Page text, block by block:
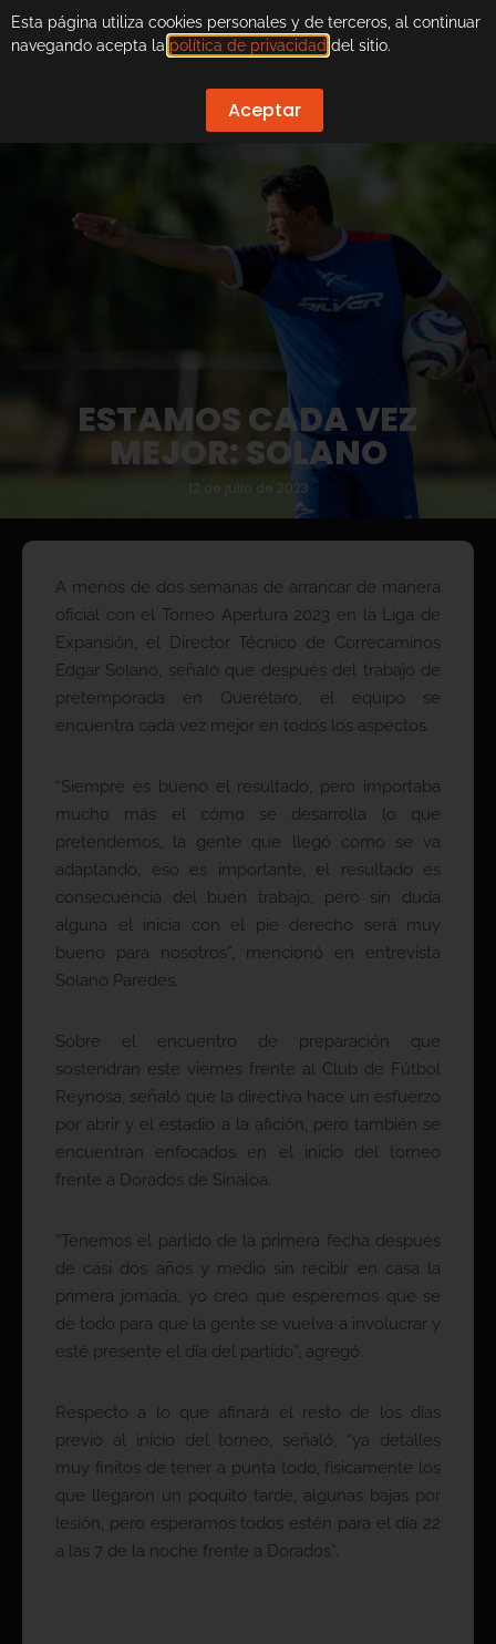
ESTAMOS CADA VEZ
MEJOR: SOLANO
12 de julio de 2023
A menos de dos semanas de arrancar de manera
oficial con el Torneo Apertura 2023 en la Liga de
Expansión, el Director Técnico de Correcaminos
Edgar Solano, señaló que después del trabajo de
pretemporada en Querétaro, el equipo se
encuentra cada vez mejor en todos los aspectos.
“Siempre es bueno el resultado, pero importaba
mucho más el cómo se desarrolla lo que
pretendemos, la gente que llegó como se va
adaptando, eso es importante, el resultado es
consecuencia del buen trabajo, pero sin duda
alguna el inicia con el pie derecho será muy
bueno para nosotros”, mencionó en entrevista
Solano Paredes.
Sobre el encuentro de preparación que
sostendrán este viernes frente al Club de Fútbol
Reynosa, señaló que la directiva hace un esfuerzo
por abrir y el estadio a la afición, pero también se
encuentran enfocados en el inicio del torneo
frente a Dorados de Sinaloa.
“Tenemos el partido de la primera fecha después
de casi dos años y medio sin recibir en casa la
primera jornada, yo creo que esperemos que se
de todo para que la gente se vuelva a involucrar y
esté presente el día del partido”, agregó.
Respecto a lo que afinará el resto de los días
previo al inicio del torneo, señaló, “ya detalles
muy finitos de tener a punta todo, físicamente los
que llegaron un poquito tarde, algunas bajas por
lesión, pero esperamos todos estén para el día 22
a las 7 de la noche frente a Dorados”.
Esta página utiliza cookies personales y de terceros, al continuar
navegando acepta la política de privacidad del sitio.
Aceptar